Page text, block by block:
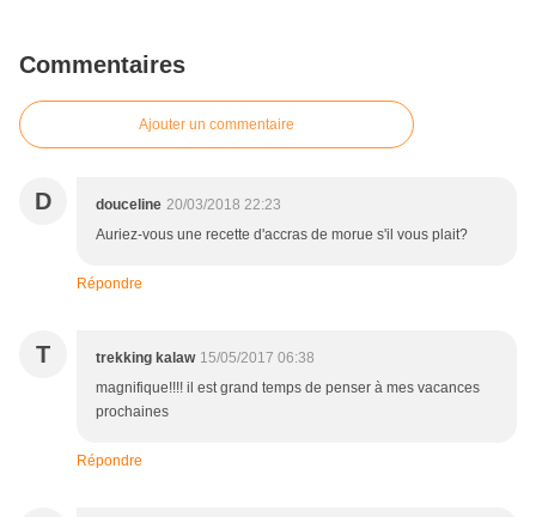
Commentaires
Ajouter un commentaire
D douceline 20/03/2018 22:23
Auriez-vous une recette d'accras de morue s'il vous plait?
Répondre
T trekking kalaw 15/05/2017 06:38
magnifique!!!! il est grand temps de penser à mes vacances
prochaines
Répondre